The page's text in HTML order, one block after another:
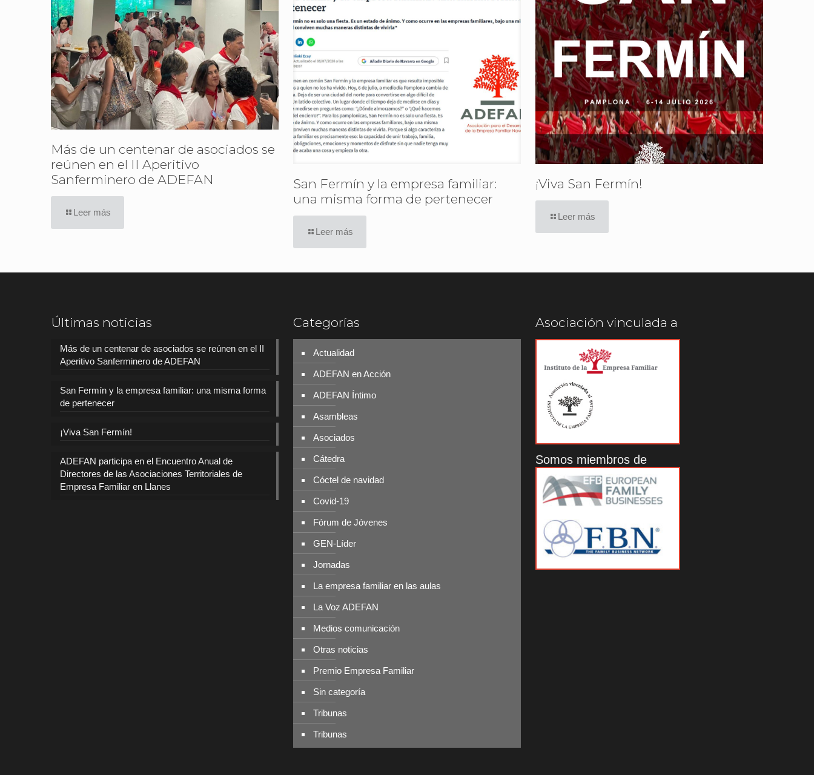
Más de un centenar de asociados se
reúnen en el II Aperitivo
Sanferminero de ADEFAN
Leer más
San Fermín y la empresa familiar:
una misma forma de pertenecer
Leer más
¡Viva San Fermín!
Leer más
Últimas noticias
Más de un centenar de asociados se reúnen en el II
Aperitivo Sanferminero de ADEFAN
San Fermín y la empresa familiar: una misma forma
de pertenecer
¡Viva San Fermín!
ADEFAN participa en el Encuentro Anual de
Directores de las Asociaciones Territoriales de
Empresa Familiar en Llanes
Categorías
Actualidad
ADEFAN en Acción
ADEFAN Íntimo
Asambleas
Asociados
Cátedra
Cóctel de navidad
Covid-19
Fórum de Jóvenes
GEN-Líder
Jornadas
La empresa familiar en las aulas
La Voz ADEFAN
Medios comunicación
Otras noticias
Premio Empresa Familiar
Sin categoría
Tribunas
Tribunas
Asociación vinculada a
Somos miembros de